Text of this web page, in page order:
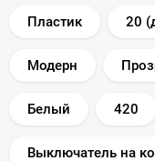
Пластик 20
Модерн
Белый 420
Выключатель на